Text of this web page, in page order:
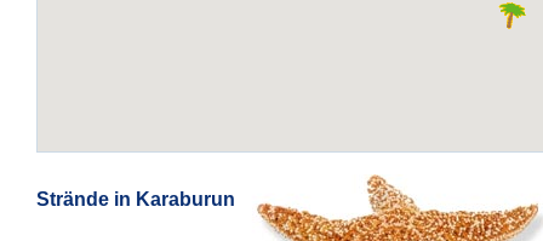
Strände in Karaburun